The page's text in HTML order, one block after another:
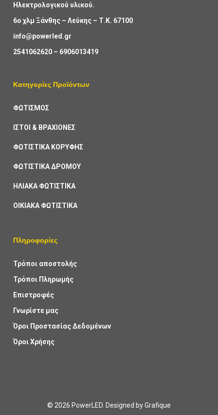
Ηλεκτρολογικού υλικού.
6ο χλμ Ξάνθης – Λεύκης – Τ.Κ. 67100
info@powerled.gr
2541062620– 6906013419
Κατηγορίες Προϊόντων
ΦΩΤΙΣΜΟΣ
ΙΣΤΟΙ & ΒΡΑΧΙΟΝΕΣ
ΦΩΤΙΣΤΙΚΑ ΚΟΡΥΦΗΣ
ΦΩΤΙΣΤΙΚΑ ΔΡΟΜΟΥ
ΗΛΙΑΚΑ ΦΩΤΙΣΤΙΚΑ
ΟΙΚΙΑΚΑ ΦΩΤΙΣΤΙΚΑ
Πληροφορίες
Τρόποι αποστολής
Τρόποι Πληρωμής
Επιστροφές
Γνωρίστε μας
Όροι Προστασίας Δεδομένων
Όροι Χρήσης
© 2026 PowerLED. Designed byGrafique